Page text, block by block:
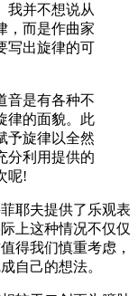
我并不想说从
，而是作曲家
写出旋律的可
音是有各种不
律的面貌。此
予旋律以全然
分利用提供的
呢!
耶夫提供了乐观表
上这种情况不仅仅
得我们慎重考虑，
自己的想法。